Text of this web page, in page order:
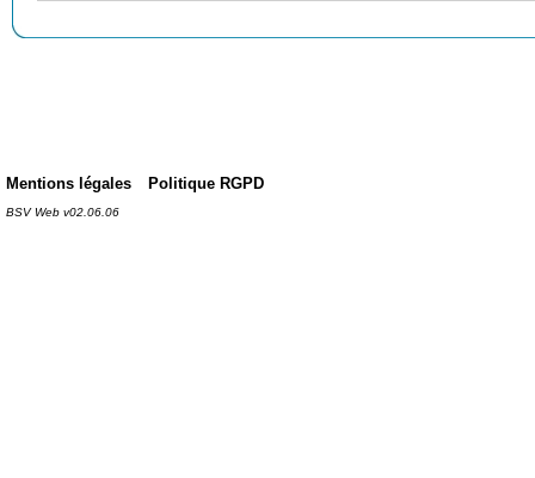
Mentions légales Politique RGPD
BSV Web v02.06.06